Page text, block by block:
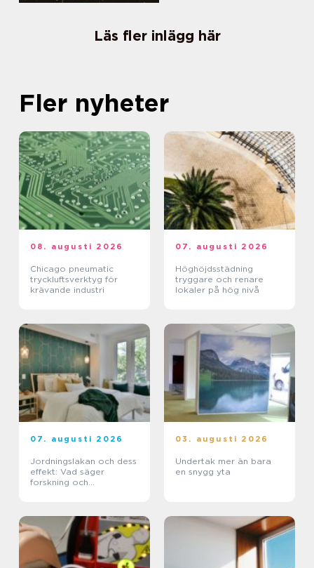
Läs fler inlägg här
Fler nyheter
08. augusti 2026
Chicago pneumatic
tryckluftsverktyg för
krävande industri
07. augusti 2026
Höghöjdsstädning
tryggare och renare
lokaler på hög nivå
07. augusti 2026
Jordningslakan och dess
effekt: Vad säger
forskning och
03. augusti 2026
Undertak mer än bara
en snygg yta